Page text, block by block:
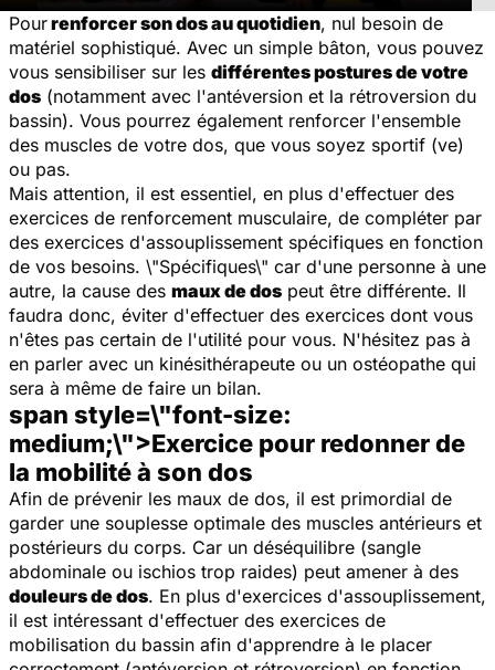
Pourrenforcer son dos au quotidien, nul besoin de
matériel sophistiqué. Avec un simple bâton, vous pouvez
vous sensibiliser sur les différentes postures de votre
dos (notamment avec l'antéversion et la rétroversion du
bassin). Vous pourrez également renforcer l'ensemble
des muscles de votre dos, que vous soyez sportif (ve)
ou pas.
Mais attention, il est essentiel, en plus d'effectuer des
exercices de renforcement musculaire, de compléter par
des exercices d'assouplissement spécifiques en fonction
de vos besoins. \"Spécifiques\" car d'une personne à une
autre, la cause des maux de dos peut être différente. Il
faudra donc, éviter d'effectuer des exercices dont vous
n'êtes pas certain de l'utilité pour vous. N'hésitez pas à
en parler avec un kinésithérapeute ou un ostéopathe qui
sera à même de faire un bilan.
span style=\"font-size:
medium;\">Exercice pour redonner de
la mobilité à son dos
Afin de prévenir les maux de dos, il est primordial de
garder une souplesse optimale des muscles antérieurs et
postérieurs du corps. Car un déséquilibre (sangle
abdominale ou ischios trop raides) peut amener à des
douleurs de dos. En plus d'exercices d'assouplissement,
il est intéressant d'effectuer des exercices de
mobilisation du bassin afin d'apprendre à le placer